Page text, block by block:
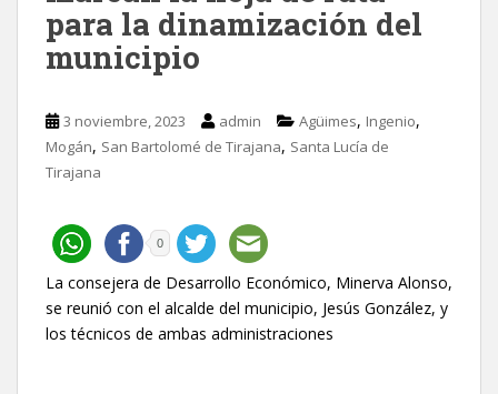
para la dinamización del
municipio
3 noviembre, 2023 admin Agüimes, Ingenio,
Mogán, San Bartolomé de Tirajana, Santa Lucía de
Tirajana
0
La consejera de Desarrollo Económico, Minerva Alonso,
se reunió con el alcalde del municipio, Jesús González, y
los técnicos de ambas administraciones